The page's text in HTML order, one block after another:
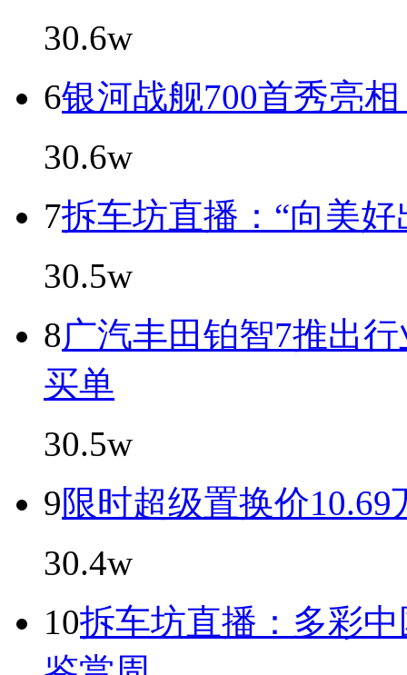
30.6w
6银河战舰700首秀亮
30.6w
7拆车坊直播：“向美
30.5w
8广汽丰田铂智7推出
买单
30.5w
9限时超级置换价
30.4w
10拆车坊直播：多彩